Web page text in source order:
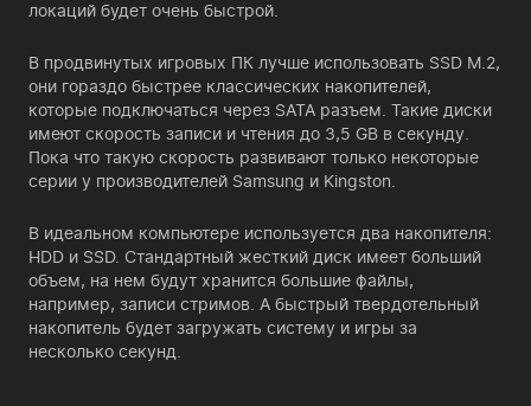
локаций будет очень быстрой.
В продвинутых игровых ПК лучше использовать SSD M.2,
они гораздо быстрее классических накопителей,
которые подключаться через SATA разъем. Такие диски
имеют скорость записи и чтения до 3,5 GB в секунду.
Пока что такую скорость развивают только некоторые
серии у производителей Samsung и Kingston.
В идеальном компьютере используется два накопителя:
HDD и SSD. Стандартный жесткий диск имеет больший
объем, на нем будут хранится большие файлы,
например, записи стримов. А быстрый твердотельный
накопитель будет загружать систему и игры за
несколько секунд.